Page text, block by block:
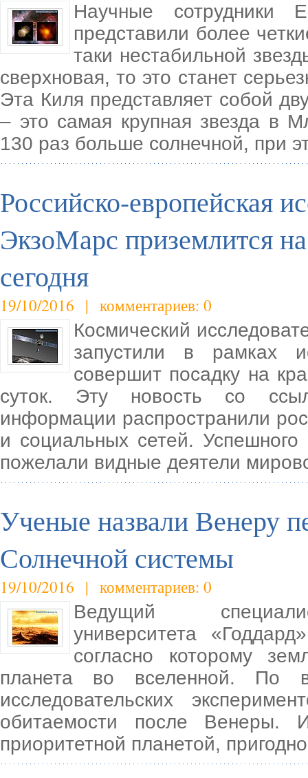
Научные сотрудники
представили более
таки нестабильной
сверхновая, то это станет
Эта Киля представляет собой
– это самая крупная звезда в
130 раз больше солнечной, при
Российско-европейская
ЭкзоМарс приземлится
сегодня
19/10/2016 | комментариев: 0
Космический
запустили в рамках
совершит посадку на
суток. Эту новость со
информации распространили
и социальных cетей.
пожелали видные деятели
Ученые назвали Венеру
Солнечной системы
19/10/2016 | комментариев: 0
Ведущий
университета
согласно которому
планета во вселенной. По
исследовательских
обитаемости после Венеры.
приоритетной планетой,